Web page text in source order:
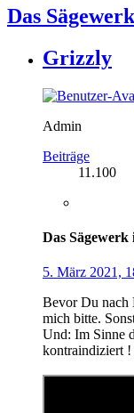
Das
Grizzly
Admin
Beiträge
11.100
Das Sägewerk
5. März 2021,
Bevor Du nach
mich bitte.
Und: Im Sinne
kontraindiziert !